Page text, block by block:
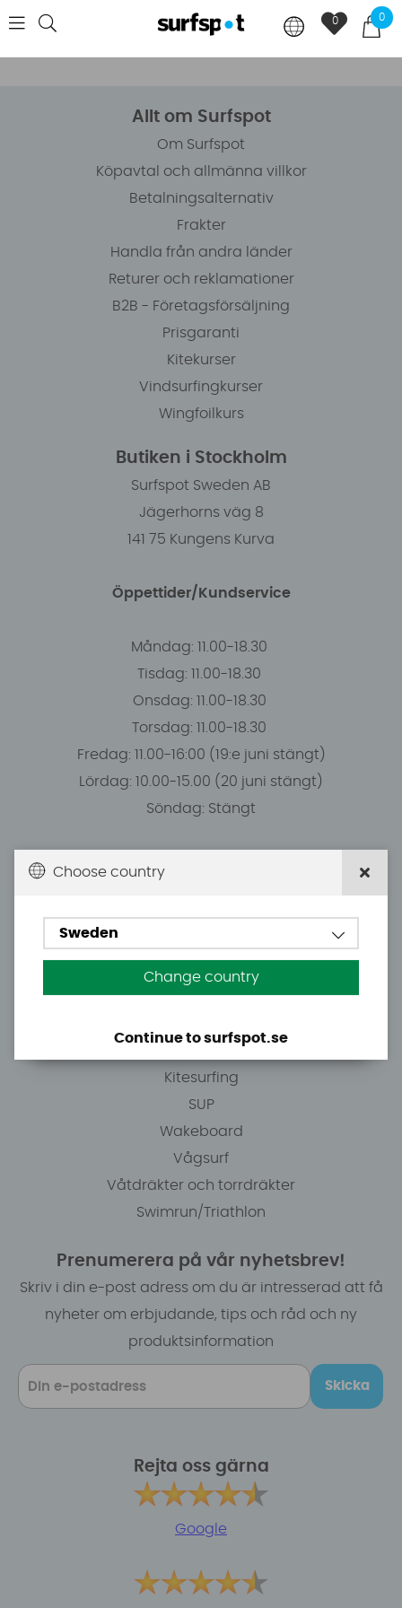
0
0
Allt om Surfspot
Om Surfspot
Köpavtal och allmänna villkor
Betalningsalternativ
Frakter
Handla från andra länder
Returer och reklamationer
B2B - Företagsförsäljning
Prisgaranti
Kitekurser
Vindsurfingkurser
Wingfoilkurs
Butiken i Stockholm
Surfspot Sweden AB
Jägerhorns väg 8
141 75 Kungens Kurva
Öppettider/Kundservice
Måndag: 11.00-18.30
Tisdag: 11.00-18.30
Onsdag: 11.00-18.30
Torsdag: 11.00-18.30
Fredag: 11.00-16:00 (19:e juni stängt)
Lördag: 10.00-15.00 (20 juni stängt)
Söndag: Stängt
Du kan hämta ordrar efter överenskommelse från
E-post: info@surfspot.se
Kitesurfing
SUP
Wakeboard
Vågsurf
Våtdräkter och torrdräkter
Swimrun/Triathlon
Prenumerera på vår nyhetsbrev!
Skriv i din e-post adress om du är intresserad att få
nyheter om erbjudande, tips och råd och ny
produktsinformation
Skicka
Rejta oss gärna
Google
Choose country
Sweden
Change country
Continue to surfspot.se